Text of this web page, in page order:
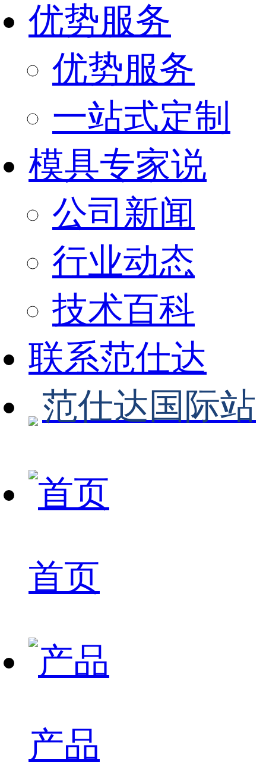
优势服务
优势服务
一站式定制
模具专家说
公司新闻
行业动态
技术百科
联系范仕达
范仕达国际站
首页
产品